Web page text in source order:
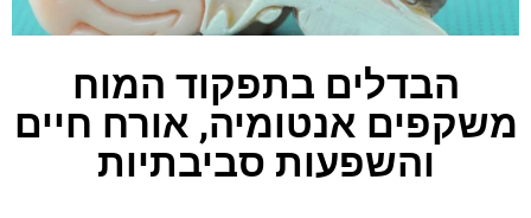
הבדלים בתפקוד המוח
משקפים אנטומיה, אורח חיים
והשפעות סביבתיות